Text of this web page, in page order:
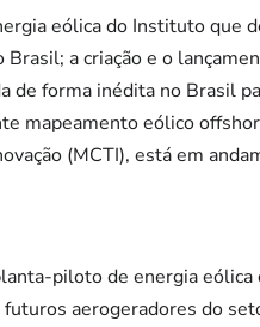
eólica do Instituto que
a criação e o
de forma inédita no Brasil
mapeamento eólico
(MCTI), está em
piloto de energia
futuros aerogeradores do